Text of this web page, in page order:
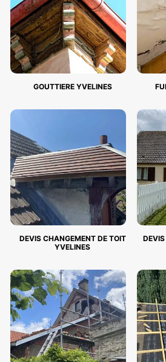
GOUTTIERE YVELINES
DEVIS CHANGEMENT DE TOIT
YVELINES